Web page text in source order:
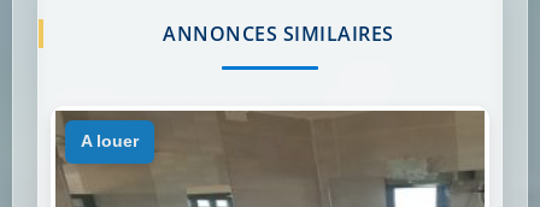
ANNONCES SIMILAIRES
a louer